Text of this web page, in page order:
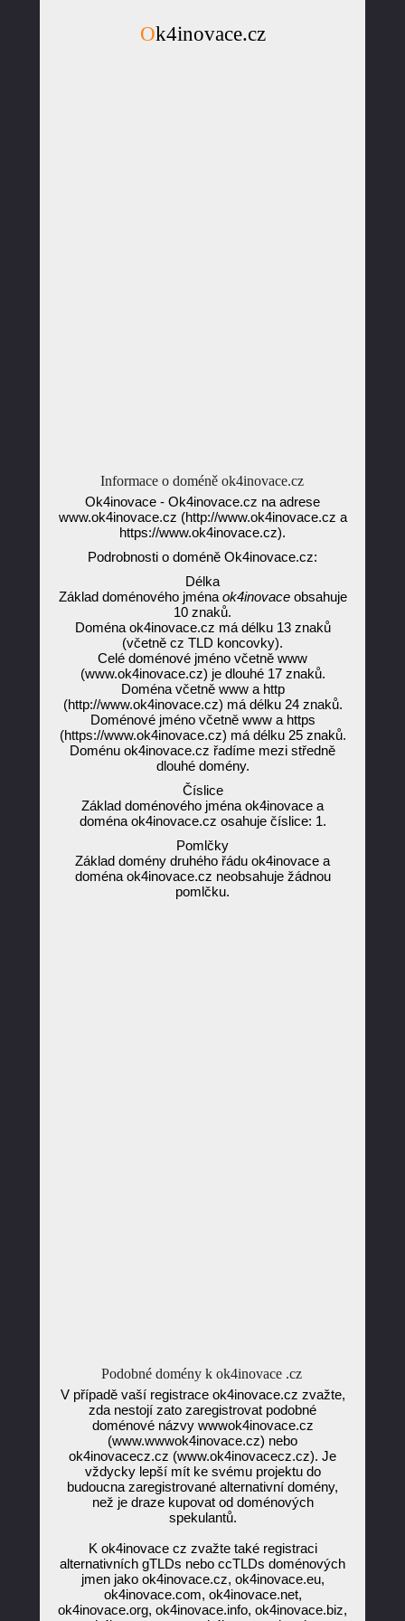
Ok4inovace.cz
Informace o doméně ok4inovace.cz
Ok4inovace - Ok4inovace.cz na adrese
www.ok4inovace.cz (http://www.ok4inovace.cz a
https://www.ok4inovace.cz).
Podrobnosti o doméně Ok4inovace.cz:
Délka
Základ doménového jména ok4inovaceobsahuje
10 znaků.
Doména ok4inovace.cz má délku 13 znaků
(včetně cz TLD koncovky).
Celé doménové jméno včetně www
(www.ok4inovace.cz) je dlouhé 17 znaků.
Doména včetně www a http
(http://www.ok4inovace.cz) má délku 24 znaků.
Doménové jméno včetně www a https
(https://www.ok4inovace.cz) má délku 25 znaků.
Doménu ok4inovace.cz řadíme mezi středně
dlouhé domény.
Číslice
Základ doménového jména ok4inovace a
doména ok4inovace.cz osahuje číslice: 1.
Pomlčky
Základ domény druhého řádu ok4inovace a
doména ok4inovace.cz neobsahuje žádnou
pomlčku.
Podobné domény k ok4inovace .cz
V případě vaší registrace ok4inovace.cz zvažte,
zda nestojí zato zaregistrovat podobné
doménové názvy wwwok4inovace.cz
(www.wwwok4inovace.cz) nebo
ok4inovacecz.cz (www.ok4inovacecz.cz). Je
vždycky lepší mít ke svému projektu do
budoucna zaregistrované alternativní domény,
než je draze kupovat od doménových
spekulantů.
K ok4inovace cz zvažte také registraci
alternativních gTLDs nebo ccTLDs doménových
jmen jako ok4inovace.cz, ok4inovace.eu,
ok4inovace.com, ok4inovace.net,
ok4inovace.org, ok4inovace.info, ok4inovace.biz,